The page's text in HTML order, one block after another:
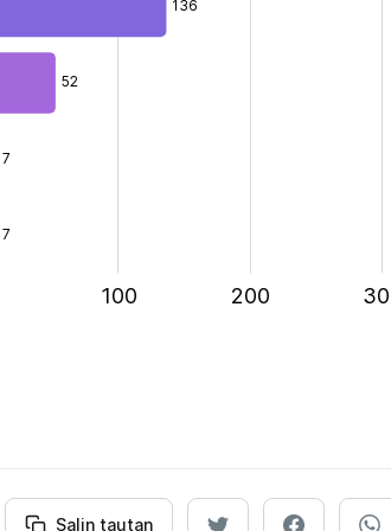
136
52
7
7
100 200
Salin tautan